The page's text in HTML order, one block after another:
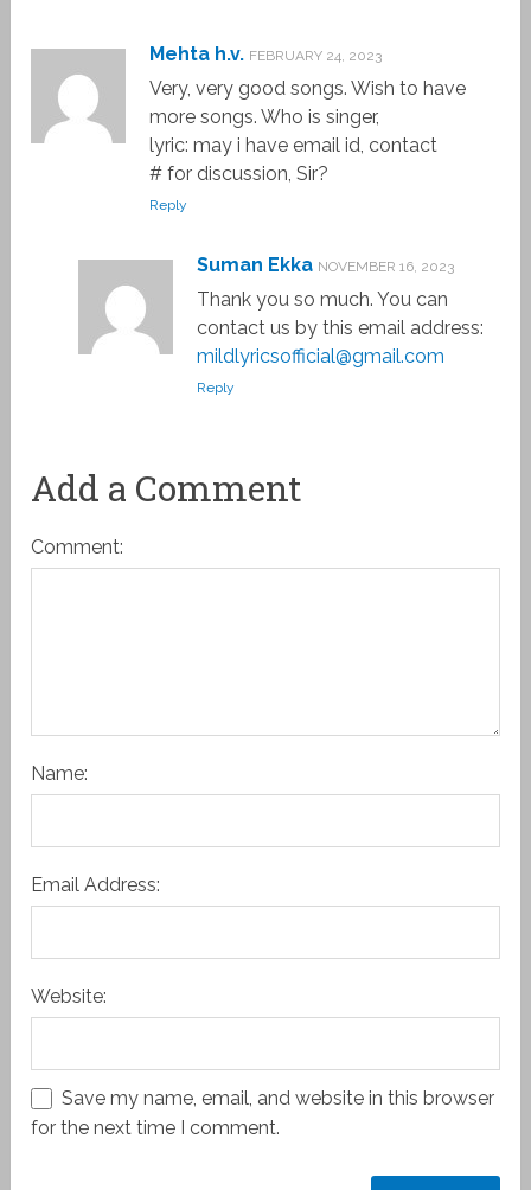
Mehta h.v. FEBRUARY 24, 2023
Very, very good songs. Wish to have
more songs. Who is singer,
lyric: may i have email id, contact
# for discussion, Sir?
Reply
Suman Ekka NOVEMBER 16, 2023
Thank you so much. You can
contact us by this email address:
mildlyricsofficial@gmail.com
Reply
Add a Comment
Comment:
Name:
Email Address:
Website:
Save my name, email, and website in this browser
for the next time I comment.